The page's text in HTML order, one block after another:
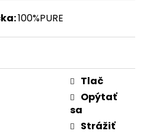
100%PURE
Tlač
Opýtať
sa
Strážiť